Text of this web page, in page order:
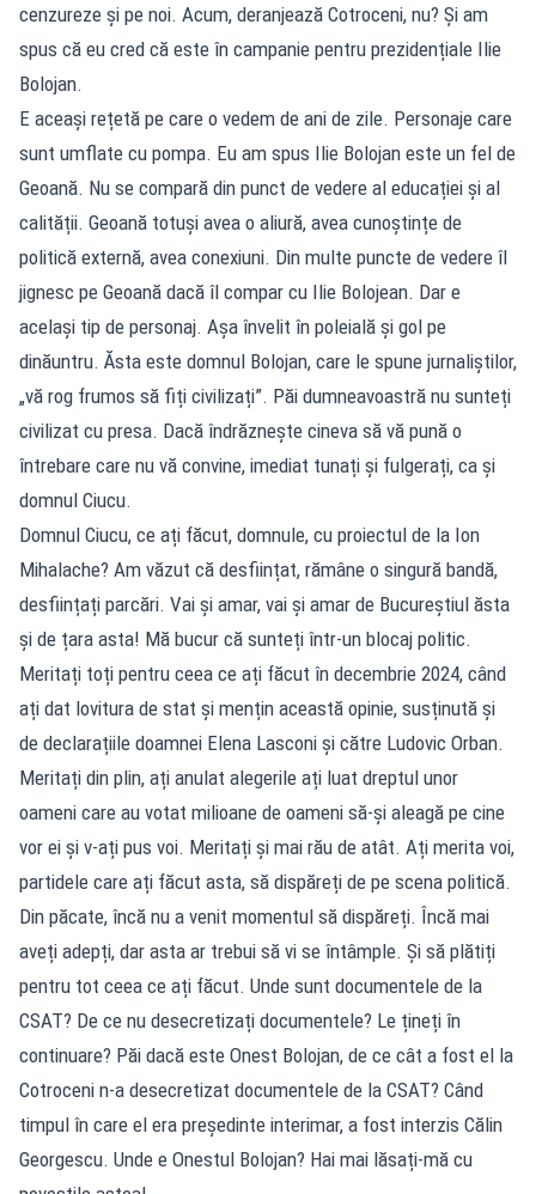
cenzureze și pe noi. Acum, deranjează Cotroceni, nu? Și am
spus că eu cred că este în campanie pentru prezidențiale Ilie
Bolojan.
E aceași rețetă pe care o vedem de ani de zile. Personaje care
sunt umflate cu pompa. Eu am spus Ilie Bolojan este un fel de
Geoană. Nu se compară din punct de vedere al educației și al
calității. Geoană totuși avea o aliură, avea cunoștințe de
politică externă, avea conexiuni. Din multe puncte de vedere îl
jignesc pe Geoană dacă îl compar cu Ilie Bolojean. Dar e
același tip de personaj. Așa învelit în poleială și gol pe
dinăuntru. Ăsta este domnul Bolojan, care le spune jurnaliștilor,
„vă rog frumos să fiți civilizați”. Păi dumneavoastră nu sunteți
civilizat cu presa. Dacă îndrăznește cineva să vă pună o
întrebare care nu vă convine, imediat tunați și fulgerați, ca și
domnul Ciucu.
Domnul Ciucu, ce ați făcut, domnule, cu proiectul de la Ion
Mihalache? Am văzut că desființat, rămâne o singură bandă,
desființați parcări. Vai și amar, vai și amar de Bucureștiul ăsta
și de țara asta! Mă bucur că sunteți într-un blocaj politic.
Meritați toți pentru ceea ce ați făcut în decembrie 2024, când
ați dat lovitura de stat și mențin această opinie, susținută și
de declarațiile doamnei Elena Lasconi și către Ludovic Orban.
Meritați din plin, ați anulat alegerile ați luat dreptul unor
oameni care au votat milioane de oameni să-și aleagă pe cine
vor ei și v-ați pus voi. Meritați și mai rău de atât. Ați merita voi,
partidele care ați făcut asta, să dispăreți de pe scena politică.
Din păcate, încă nu a venit momentul să dispăreți. Încă mai
aveți adepți, dar asta ar trebui să vi se întâmple. Și să plătiți
pentru tot ceea ce ați făcut. Unde sunt documentele de la
CSAT? De ce nu desecretizați documentele? Le țineți în
continuare? Păi dacă este Onest Bolojan, de ce cât a fost el la
Cotroceni n-a desecretizat documentele de la CSAT? Când
timpul în care el era președinte interimar, a fost interzis Călin
Georgescu. Unde e Onestul Bolojan? Hai mai lăsați-mă cu